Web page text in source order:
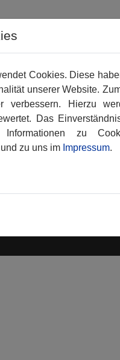
zu: THW Journal Bayern
Cookies. Diese
unserer Website.
Hierzu
Das
Informationen zu
und zu uns im Impressum.